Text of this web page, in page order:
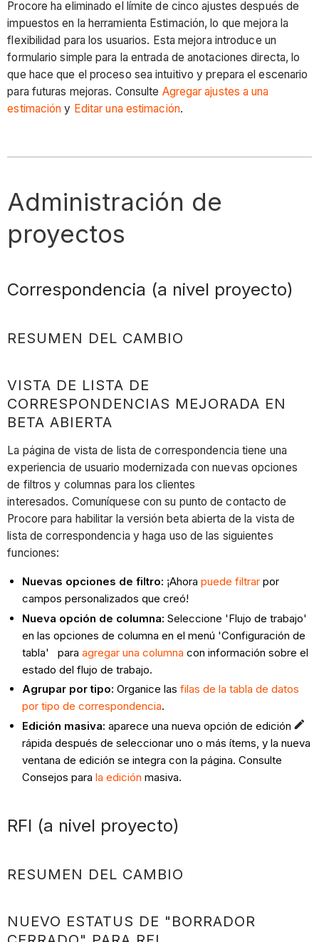
Procore ha eliminado el límite de cinco ajustes después de
impuestos en la herramienta Estimación, lo que mejora la
flexibilidad para los usuarios. Esta mejora introduce un
formulario simple para la entrada de anotaciones directa, lo
que hace que el proceso sea intuitivo y prepara el escenario
para futuras mejoras. Consulte Agregar ajustes a una
estimación y Editar una estimación.
Administración de
proyectos
Correspondencia (a nivel proyecto)
RESUMEN DEL CAMBIO
VISTA DE LISTA DE
CORRESPONDENCIAS MEJORADA EN
BETA ABIERTA
La página de vista de lista de correspondencia tiene una
experiencia de usuario modernizada con nuevas opciones
de filtros y columnas para los clientes
interesados. Comuníquese con su punto de contacto de
Procore para habilitar la versión beta abierta de la vista de
lista de correspondencia y haga uso de las siguientes
funciones:
Nuevas opciones de filtro: ¡Ahorapuede filtrar por
campos personalizados que creó!
Nueva opción de columna:Seleccione 'Flujo de trabajo'
en las opciones de columna en el menú 'Configuración de
tabla'
paraagregar una columna con información sobre el
estado del flujo de trabajo.
Agrupar por tipo:Organice lasfilas de la tabla de datos
por tipo de correspondencia.
Edición masiva:aparece una nueva opción de edición
rápida después de seleccionar uno o más ítems, y la nueva
ventana de edición se integra con la página. Consulte
Consejos parala edición masiva.
RFI (a nivel proyecto)
RESUMEN DEL CAMBIO
NUEVO ESTATUS DE "BORRADOR